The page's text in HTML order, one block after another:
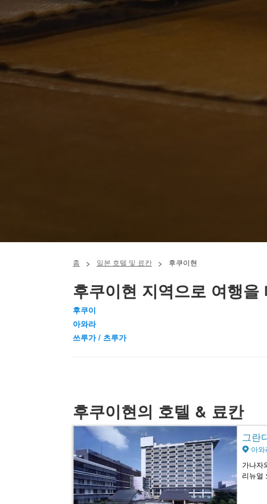
홈 > 일본 호텔 및 료칸 > 후쿠이현
후쿠이현 지역으로 여행을
후쿠이
아와라
쓰루가 / 츠루가
후쿠이현의 호텔 & 료칸
그란
아
가나자
리뉴얼